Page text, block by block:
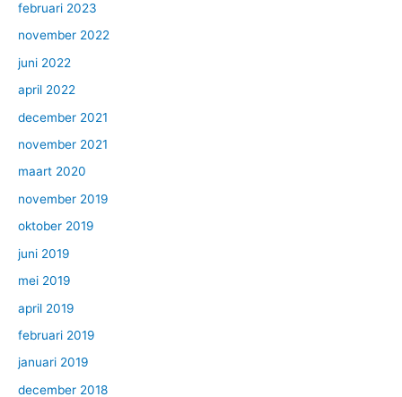
februari 2023
november 2022
juni 2022
april 2022
december 2021
november 2021
maart 2020
november 2019
oktober 2019
juni 2019
mei 2019
april 2019
februari 2019
januari 2019
december 2018